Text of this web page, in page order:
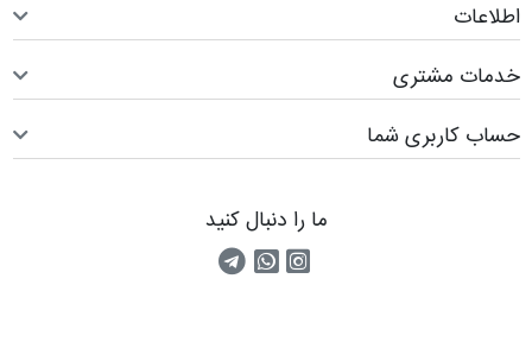
مشتری
شما
ما را دنبال کنید
اینستاگرام
پیام رسان واتس اپ
کانال تلگرام